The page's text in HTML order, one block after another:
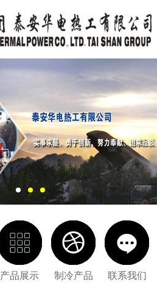
产品展示 制冷产品 联系我们